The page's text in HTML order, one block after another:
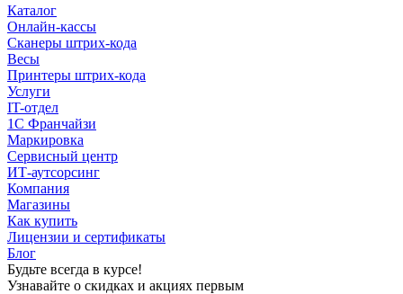
Каталог
Онлайн-кассы
Сканеры штрих-кода
Весы
Принтеры штрих-кода
Услуги
IT-отдел
1С Франчайзи
Маркировка
Сервисный центр
ИТ-аутсорсинг
Компания
Магазины
Как купить
Лицензии и сертификаты
Блог
Будьте всегда в курсе!
Узнавайте о скидках и акциях первым